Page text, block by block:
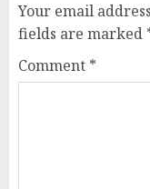
Your email
fields are marked
Comment *